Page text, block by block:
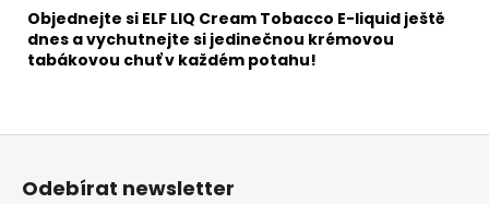
Objednejte si ELF LIQ Cream Tobacco E-liquid ještě
dnes a vychutnejte si jedinečnou krémovou
tabákovou chuť v každém potahu!
Odebírat newsletter